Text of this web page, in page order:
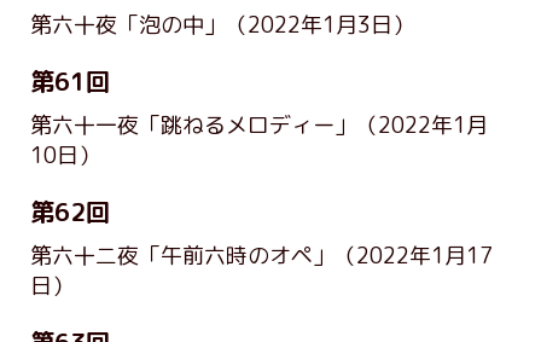
第六十夜「泡の中」 （2022年1月3日）
第61回
第六十一夜「跳ねるメロディー」
（2022年1月
10日）
第62回
第六十二夜「午前六時のオペ」
（2022年1月17
日）